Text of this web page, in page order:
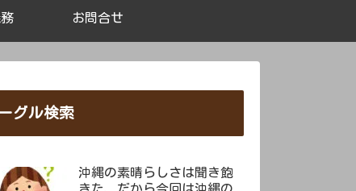
お問合せ
グル検索
沖縄の素晴らしさは聞き飽